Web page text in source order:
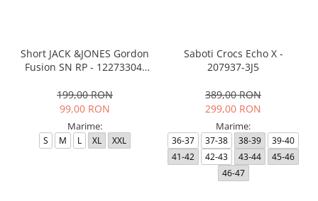
Short JACK &JONES Gordon
Fusion SN RP - 12273304-
199,00 RON
99,00 RON
Marime:
S M L XL XXL
Saboti Crocs Echo X -
207937-3J5
389,00 RON
299,00 RON
Marime:
36-37 37-38 38-39
39-40
41-42
42-43 43-44
45-46
46-47